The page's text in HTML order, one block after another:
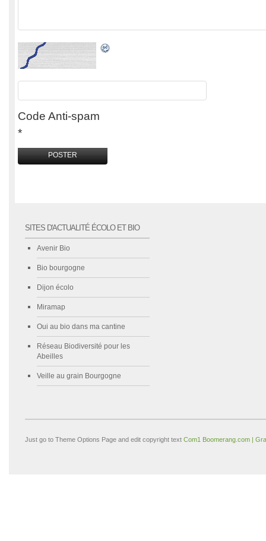
Code Anti-spam
*
SITES D'ACTUALITÉ ÉCOLO ET BIO
Avenir Bio
Bio bourgogne
Dijon écolo
Miramap
Oui au bio dans ma cantine
Réseau Biodiversité pour les
Abeilles
Veille au grain Bourgogne
Just go to Theme Options Page and edit copyright text Com1 Boomerang.com |